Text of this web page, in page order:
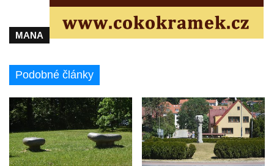
Socha vodníka v Plavu
Socha svatého Jana Nepomuckého v
Třebušíně
Fischera na domě čp. 5/16 na třídě 9.
Pamětní deska Johanna Neumanna
severně od Tokáně
Obrázek svatého Huberta na buku svatého
Huberta
MANA
Podobné články